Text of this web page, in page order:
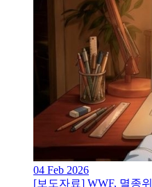
04 Feb 2026
[보도자료] WWF, 멸종